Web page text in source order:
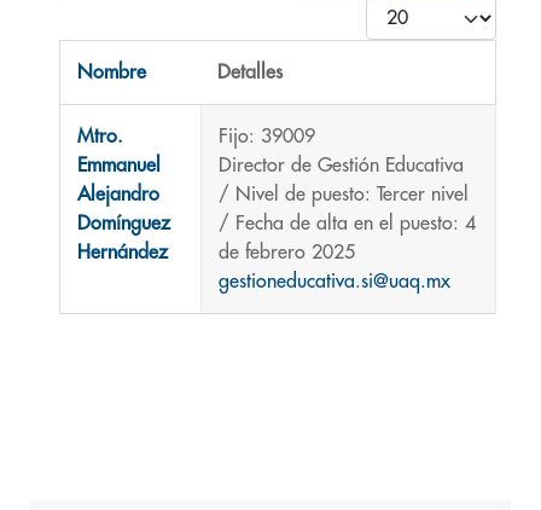
Cantidad
Nombre Detalles
Mtro.
Emmanuel
Alejandro
Domínguez
Hernández
Fijo: 39009
Director de Gestión Educativa
/ Nivel de puesto: Tercer nivel
/ Fecha de alta en el puesto: 4
de febrero 2025
gestioneducativa.si@uaq.mx